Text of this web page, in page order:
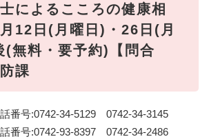
士によるこころの健康相
12日(月曜日)・26日(月
(無料・要予約)【問合
課
番号:0742-34-5129 0742-34-3145
番号:0742-93-8397 0742-34-2486